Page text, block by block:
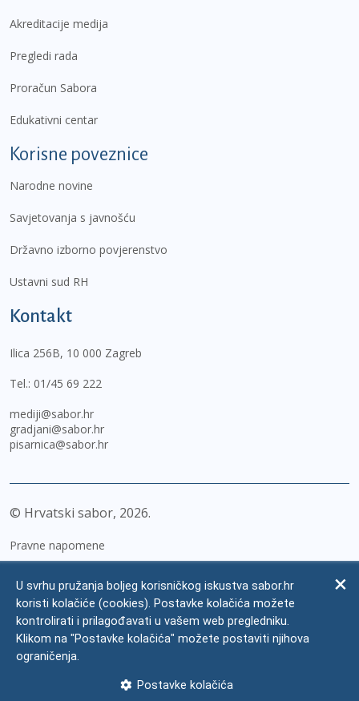
Akreditacije medija
Pregledi rada
Proračun Sabora
Edukativni centar
Korisne poveznice
Narodne novine
Savjetovanja s javnošću
Državno izborno povjerenstvo
Ustavni sud RH
Kontakt
Ilica 256B, 10 000 Zagreb
Tel.: 01/45 69 222
mediji@sabor.hr
gradjani@sabor.hr
pisarnica@sabor.hr
© Hrvatski sabor, 2026
Pravne napomene
Zaštita osobnih podataka
Impressum
Česta pitanja
U svrhu pružanja boljeg korisničkog iskustva sabor.hr
koristi kolačiće (cookies). Postavke kolačića možete
kontrolirati i prilagođavati u vašem web pregledniku.
Klikom na "Postavke kolačića" možete postaviti njihova
ograničenja.
Postavke kolačića